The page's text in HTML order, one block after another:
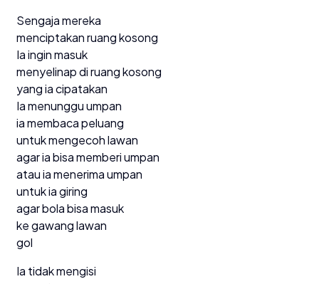
Sengaja mereka
menciptakan ruang kosong
Ia ingin masuk
menyelinap di ruang kosong
yang ia cipatakan
Ia menunggu umpan
ia membaca peluang
untuk mengecoh lawan
agar ia bisa memberi umpan
atau ia menerima umpan
untuk ia giring
agar bola bisa masuk
ke gawang lawan
gol
Ia tidak mengisi